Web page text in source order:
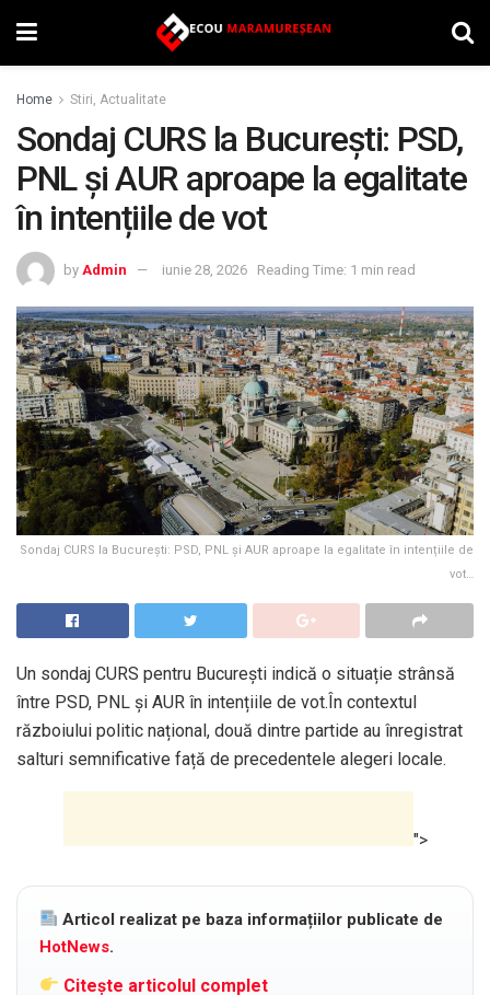
Home Stiri, Actualitate
Sondaj CURS la București: PSD,
PNL și AUR aproape la egalitate
în intențiile de vot
by Admin iunie 28, 2026 Reading Time: 1 min read
Sondaj CURS la București: PSD, PNL și AUR aproape la egalitate în intențiile de
vot…
Un sondaj CURS pentru București indică o situație strânsă
între PSD, PNL și AUR în intențiile de vot.În contextul
războiului politic național, două dintre partide au înregistrat
salturi semnificative față de precedentele alegeri locale.
">
Articol realizat pe baza informațiilor publicate de
HotNews.
Citește articolul complet